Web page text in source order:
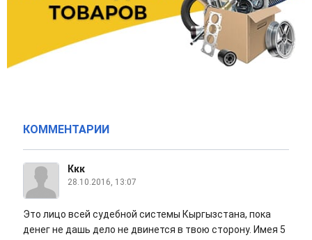
КОММЕНТАРИИ
Ккк
28.10.2016, 13:07
Это лицо всей судебной системы Кыргызстана, пока
денег не дашь дело не двинется в твою сторону. Имея 5